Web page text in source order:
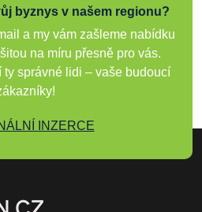
byznys v našem regionu?
a my vám zašleme nabídku
na míru přesně pro vás.
ty správné lidi – vaše budoucí
INZERCE